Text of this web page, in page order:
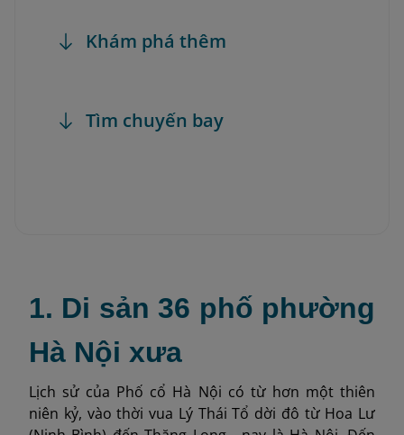
Khám phá thêm
Tìm chuyến bay
1. Di sản 36 phố phường
Hà Nội xưa
Lịch sử của Phố cổ Hà Nội có từ hơn một thiên
niên kỷ, vào thời vua Lý Thái Tổ dời đô từ Hoa Lư